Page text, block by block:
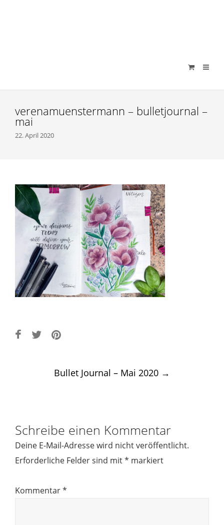
verenamuenstermann – bulletjournal –
mai
22. April 2020
navigation
Bullet Journal – Mai 2020 →
Schreibe einen Kommentar
Deine E-Mail-Adresse wird nicht veröffentlicht.
Erforderliche Felder sind mit* markiert
Kommentar*